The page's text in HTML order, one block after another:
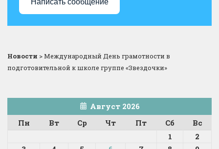
Написать сообщение
Новости >Международный День грамотности в
подготовительной к школе группе «Звездочки»
Август 2026
Пн
Вт Ср Чт Пт Сб
Вс
1
2